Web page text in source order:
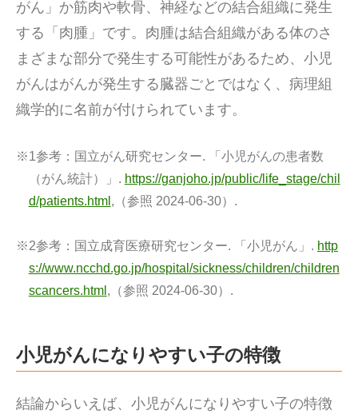
がん」か筋肉や軟骨、神経などの結合組織に発生
する「肉腫」です。肉腫は結合組織がある体のさ
まざまな部分で発生する可能性があるため、小児
がんはがんが発生する臓器ごとではなく、病理組
織学的に名前が付けられています。
※1参考： 国立がん研究センター. 「小児がんの患者数
（がん統計）」. https://ganjoho.jp/public/life_stage/chil
d/patients.html ,（参照 2024-06-30）.
※2参考： 国立成育医療研究センター. 「小児がん」. http
s://www.ncchd.go.jp/hospital/sickness/children/children
scancers.html ,（参照 2024-06-30）.
小児がんになりやすい子の特徴
結論からいえば、小児がんになりやすい子の特徴